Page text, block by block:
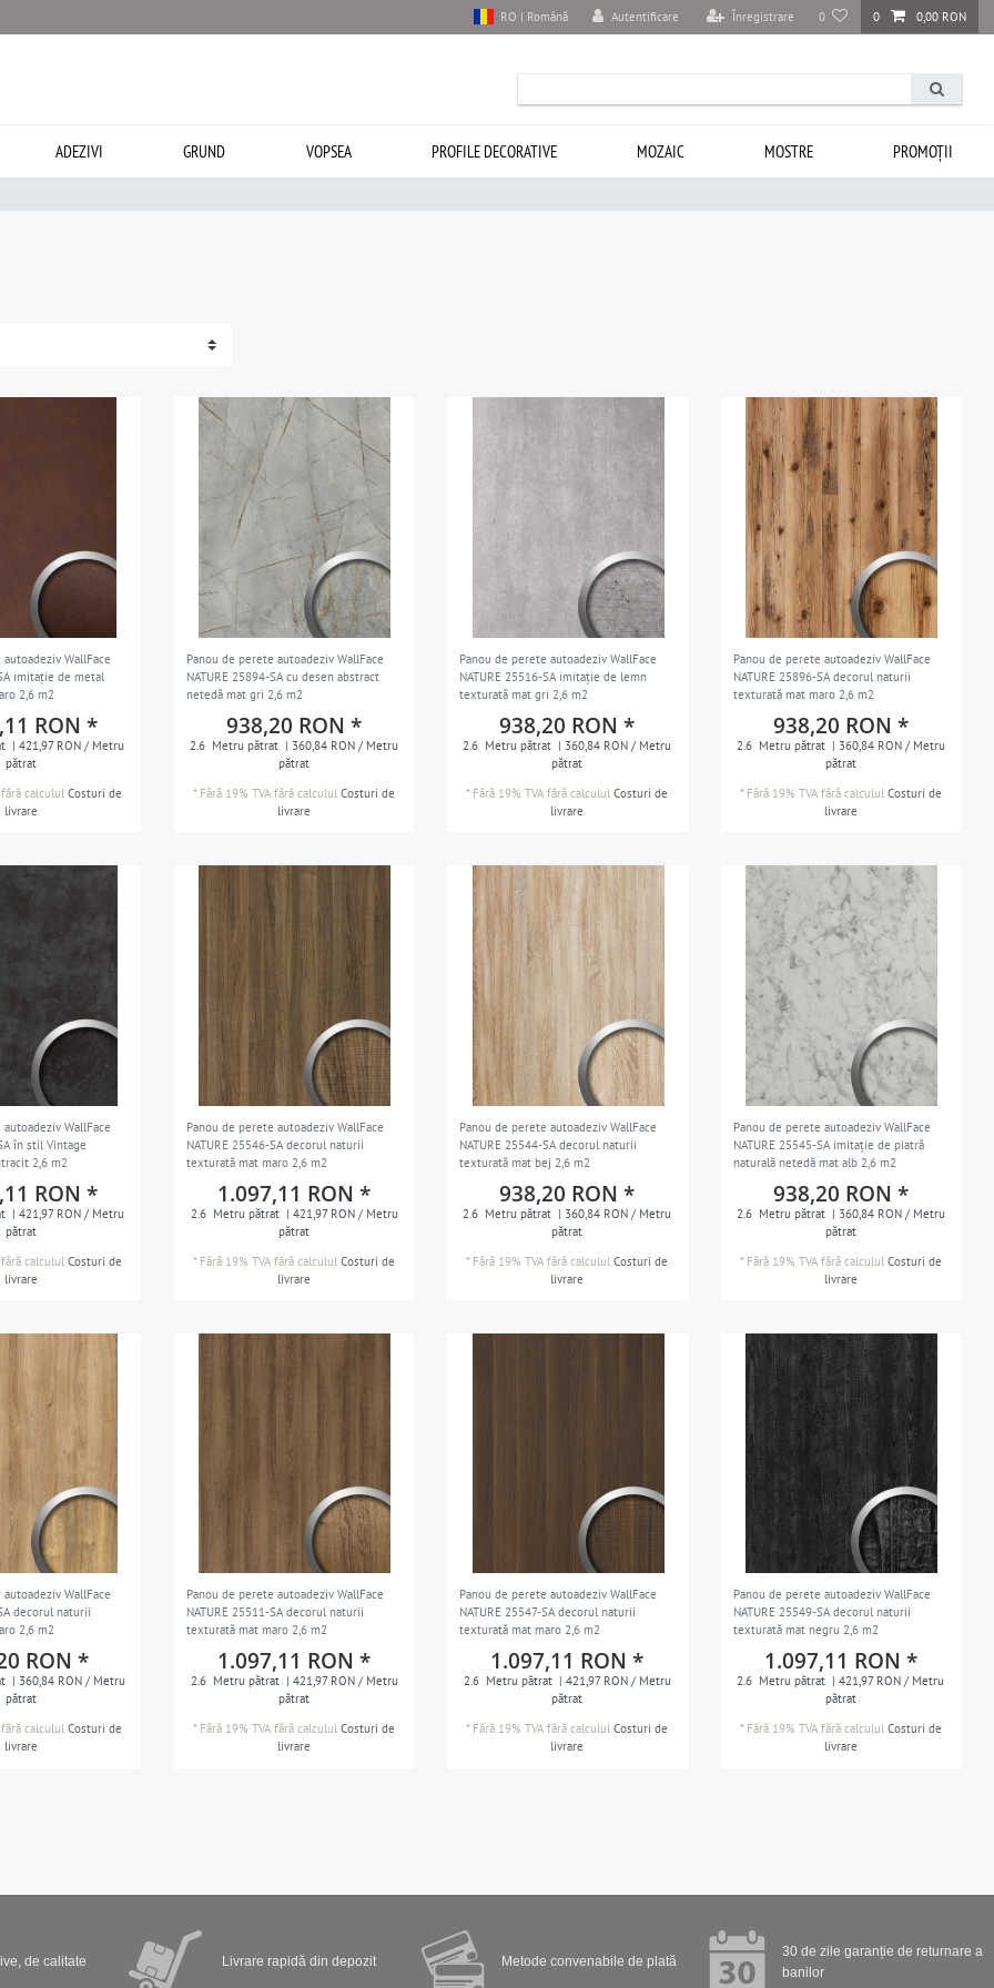
Autentificare Înregistrare 0 0 0,00 RON
RO | Română
ADEZIVI GRUND VOPSEA PROFILE DECORATIVE MOZAIC MOSTRE PROMOȚII
WallFace
imitație de metal
2,6 m2
RON *
| 421,97 RON / Metru
pătrat
calculul Costuri de
livrare
Panou de perete autoadeziv WallFace
NATURE 25894-SA cu desen abstract
netedă mat gri 2,6 m2
938,20 RON *
2.6 Metru pătrat | 360,84 RON / Metru
pătrat
* Fără 19% TVA fără calcululCosturi de
livrare
Panou de perete autoadeziv WallFace
NATURE 25516-SA imitație de lemn
texturată mat gri 2,6 m2
938,20 RON *
2.6 Metru pătrat | 360,84 RON / Metru
pătrat
* Fără 19% TVA fără calcululCosturi de
livrare
Panou de perete autoadeziv WallFace
NATURE 25896-SA decorul naturii
texturată mat maro 2,6 m2
938,20 RON *
2.6 Metru pătrat | 360,84 RON / Metru
pătrat
* Fără 19% TVAfără calculul Costuri de
livrare
WallFace
în stil Vintage
2,6 m2
RON *
| 421,97 RON / Metru
pătrat
calculul Costuri de
livrare
Panou de perete autoadeziv WallFace
NATURE 25546-SA decorul naturii
texturată mat maro 2,6 m2
1.097,11 RON *
2.6 Metru pătrat | 421,97 RON / Metru
pătrat
* Fără 19% TVA fără calcululCosturi de
livrare
Panou de perete autoadeziv WallFace
NATURE 25544-SA decorul naturii
texturată mat bej 2,6 m2
938,20 RON *
2.6 Metru pătrat | 360,84 RON / Metru
pătrat
* Fără 19% TVA fără calcululCosturi de
livrare
Panou de perete autoadeziv WallFace
NATURE 25545-SA imitație de piatră
naturală netedă mat alb 2,6 m2
938,20 RON *
2.6 Metru pătrat | 360,84 RON / Metru
pătrat
* Fără 19% TVAfără calculul Costuri de
livrare
WallFace
decorul naturii
2,6 m2
RON *
| 360,84 RON / Metru
pătrat
calculul Costuri de
livrare
Panou de perete autoadeziv WallFace
NATURE 25511-SA decorul naturii
texturată mat maro 2,6 m2
1.097,11 RON *
2.6 Metru pătrat | 421,97 RON / Metru
pătrat
* Fără 19% TVA fără calcululCosturi de
livrare
Panou de perete autoadeziv WallFace
NATURE 25547-SA decorul naturii
texturată mat maro 2,6 m2
1.097,11 RON *
2.6 Metru pătrat | 421,97 RON / Metru
pătrat
* Fără 19% TVA fără calcululCosturi de
livrare
Panou de perete autoadeziv WallFace
NATURE 25549-SA decorul naturii
texturată mat negru 2,6 m2
1.097,11 RON *
2.6 Metru pătrat | 421,97 RON / Metru
pătrat
* Fără 19% TVAfără calculul Costuri de
livrare
de calitate Livrare rapidă din depozit Metode convenabile de plată
30 de zile garanție de returnare a
banilor